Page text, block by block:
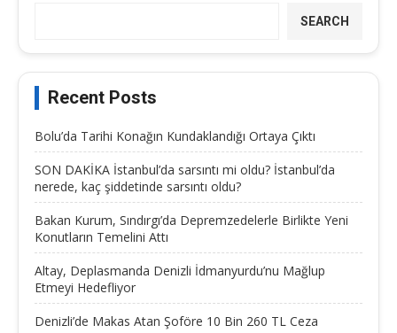
SEARCH
Recent Posts
Bolu’da Tarihi Konağın Kundaklandığı Ortaya Çıktı
SON DAKİKA İstanbul’da sarsıntı mi oldu? İstanbul’da
nerede, kaç şiddetinde sarsıntı oldu?
Bakan Kurum, Sındırgı’da Depremzedelerle Birlikte Yeni
Konutların Temelini Attı
Altay, Deplasmanda Denizli İdmanyurdu’nu Mağlup
Etmeyi Hedefliyor
Denizli’de Makas Atan Şoföre 10 Bin 260 TL Ceza